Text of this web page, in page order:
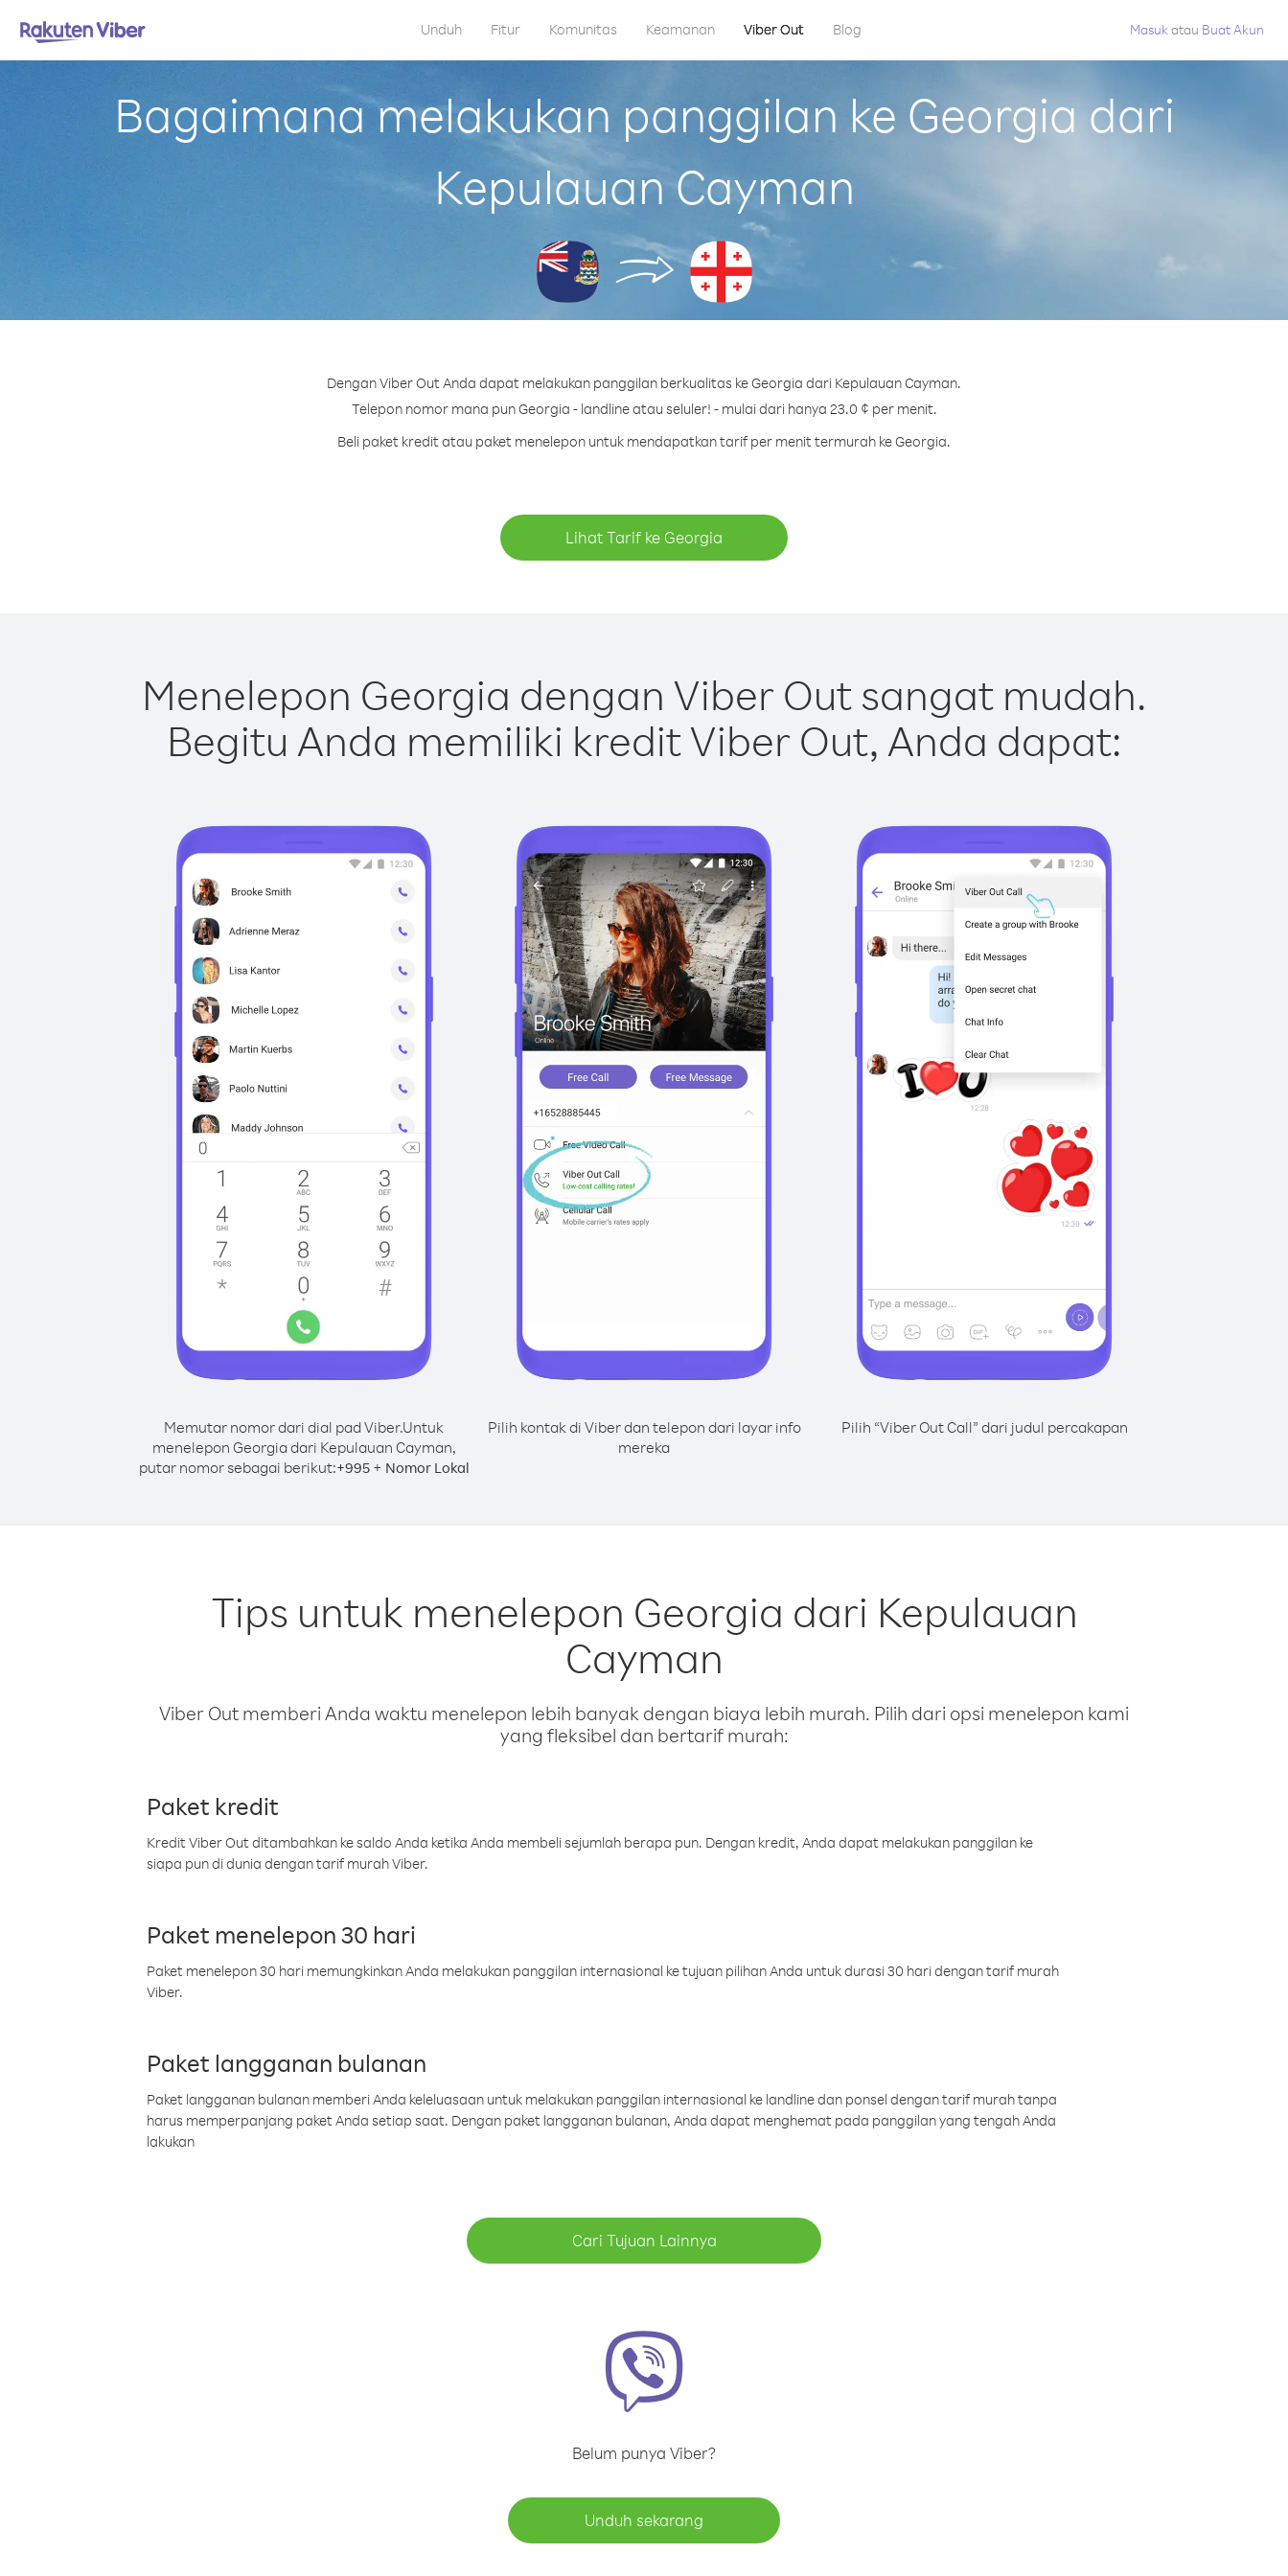
Unduh Fitur Komunitas Keamanan Viber Out Blog Masuk atau Buat Akun
Bagaimana melakukan panggilan ke Georgia dari
Kepulauan Cayman
Dengan Viber Out Anda dapat melakukan panggilan berkualitas ke Georgia dari Kepulauan Cayman.
Telepon nomor mana pun Georgia - landline atau seluler! - mulai dari hanya 23.0 ¢ per menit.
Beli paket kredit atau paket menelepon untuk mendapatkan tarif per menit termurah ke Georgia.
Lihat Tarif ke Georgia
Menelepon Georgia dengan Viber Out sangat mudah.
Begitu Anda memiliki kredit Viber Out, Anda dapat:
Memutar nomor dari dial pad Viber.Untuk
menelepon Georgia dari Kepulauan Cayman,
putar nomor sebagai berikut:+995+ Nomor Lokal
Pilih kontak di Viber dan telepon dari layar info
mereka
Pilih “Viber Out Call” dari judul percakapan
Tips untuk menelepon Georgia dari Kepulauan
Cayman
Viber Out memberi Anda waktu menelepon lebih banyak dengan biaya lebih murah. Pilih dari opsi menelepon kami
yang fleksibel dan bertarif murah:
Paket kredit
Kredit Viber Out ditambahkan ke saldo Anda ketika Anda membeli sejumlah berapa pun. Dengan kredit, Anda dapat melakukan panggilan ke
siapa pun di dunia dengan tarif murah Viber.
Paket menelepon 30 hari
Paket menelepon 30 hari memungkinkan Anda melakukan panggilan internasional ke tujuan pilihan Anda untuk durasi 30 hari dengan tarif murah
Viber.
Paket langganan bulanan
Paket langganan bulanan memberi Anda keleluasaan untuk melakukan panggilan internasional ke landline dan ponsel dengan tarif murah tanpa
harus memperpanjang paket Anda setiap saat. Dengan paket langganan bulanan, Anda dapat menghemat pada panggilan yang tengah Anda
lakukan
Cari Tujuan Lainnya
Belum punya Viber?
Unduh sekarang